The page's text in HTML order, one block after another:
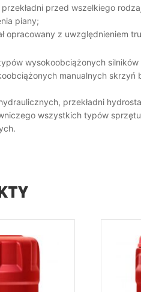
przed wszelkiego
piany;
opracowany z uwzględnieniem
wysokoobciążonych
manualnych
przekładni
wszystkich typów